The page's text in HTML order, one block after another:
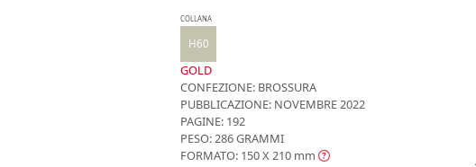
COLLANA
H60
GOLD
CONFEZIONE: BROSSURA
PUBBLICAZIONE: NOVEMBRE 2022
PAGINE: 192
PESO: 286 GRAMMI
FORMATO: 150 X 210 mm